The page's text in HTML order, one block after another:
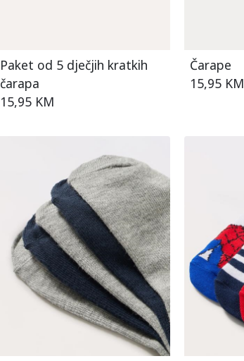
Paket od 5 dječjih kratkih
čarapa
15,95 KM
Čarape
15,95 KM